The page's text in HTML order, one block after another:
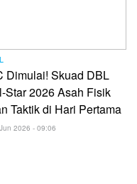
Dimulai! Skuad DBL
Star 2026 Asah Fisik
Taktik di Hari Pertama
2026 - 09:06